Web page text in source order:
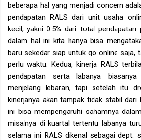
beberapa hal yang menjadi concern
pendapatan RALS dari unit usaha
kecil, yakni 0.5% dari total pendapatan
dalam hal ini kita hanya bisa
baru sekedar siap untuk go online saja,
perlu waktu. Kedua, kinerja RALS
pendapatan serta labanya
menjelang lebaran, tapi setelah itu
kinerjanya akan tampak tidak stabil dari
ini bisa mempengaruhi sahamnya
misalnya di kuartal tertentu labanya
selama ini RALS dikenal sebagai dept.